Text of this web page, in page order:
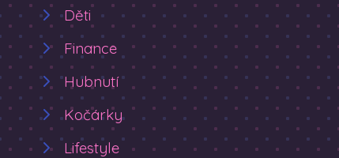
Děti
Finance
Hubnutí
Kočárky
Lifestyle